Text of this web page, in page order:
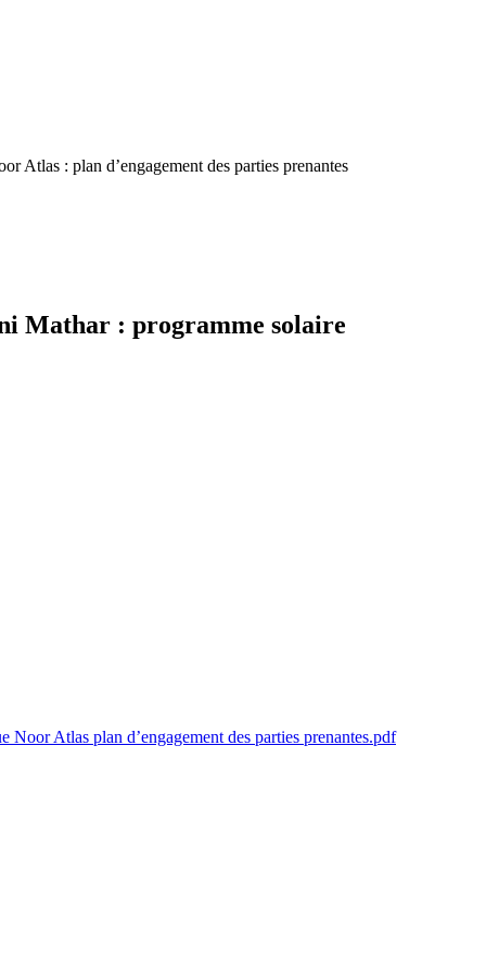
Atlas : plan d’engagement des parties prenantes
Mathar : programme solaire
Atlas plan d’engagement des parties prenantes.pdf